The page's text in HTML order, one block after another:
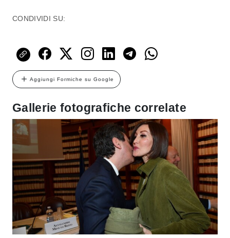
CONDIVIDI SU:
Aggiungi Formiche su Google
Gallerie fotografiche correlate